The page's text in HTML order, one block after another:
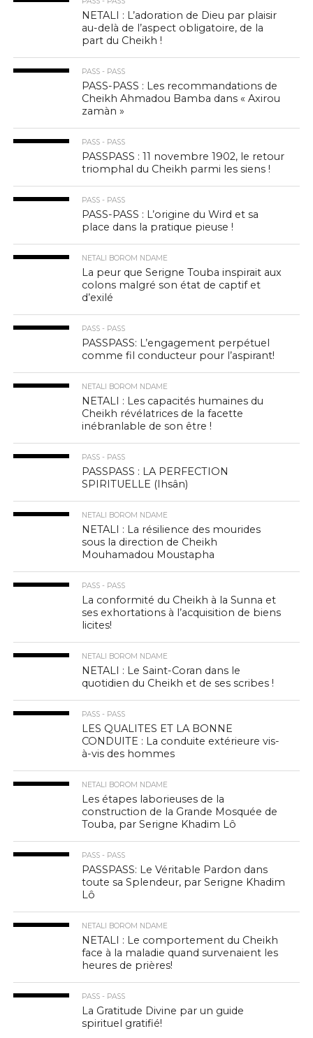
NETALI : L’adoration de Dieu par plaisir
au-delà de l’aspect obligatoire, de la
part du Cheikh !
PASS - PASS
PASS-PASS : Les recommandations de
Cheikh Ahmadou Bamba dans « Axirou
zamàn »
PASS - PASS
PASSPASS : 11 novembre 1902, le retour
triomphal du Cheikh parmi les siens !
PASS - PASS
PASS-PASS : L’origine du Wird et sa
place dans la pratique pieuse !
NETALI BOROM NDAME
La peur que Serigne Touba inspirait aux
colons malgré son état de captif et
d’exilé
PASS - PASS
PASSPASS: L’engagement perpétuel
comme fil conducteur pour l’aspirant!
NETALI BOROM NDAME
NETALI : Les capacités humaines du
Cheikh révélatrices de la facette
inébranlable de son être !
PASS - PASS
PASSPASS : LA PERFECTION
SPIRITUELLE (Ihsân)
NETALI BOROM NDAME
NETALI : La résilience des mourides
sous la direction de Cheikh
Mouhamadou Moustapha
PASS - PASS
La conformité du Cheikh à la Sunna et
ses exhortations à l’acquisition de biens
licites!
NETALI BOROM NDAME
NETALI : Le Saint-Coran dans le
quotidien du Cheikh et de ses scribes !
PASS - PASS
LES QUALITES ET LA BONNE
CONDUITE : La conduite extérieure vis-
à-vis des hommes
NETALI BOROM NDAME
Les étapes laborieuses de la
construction de la Grande Mosquée de
Touba, par Serigne Khadim Lô
PASS - PASS
PASSPASS: Le Véritable Pardon dans
toute sa Splendeur, par Serigne Khadim
Lô
NETALI BOROM NDAME
NETALI : Le comportement du Cheikh
face à la maladie quand survenaient les
heures de prières!
PASS - PASS
La Gratitude Divine par un guide
spirituel gratifié!